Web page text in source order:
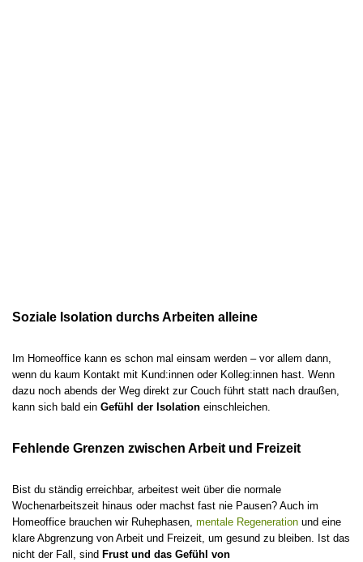
Soziale Isolation durchs Arbeiten alleine
Im Homeoffice kann es schon mal einsam werden – vor allem dann,
wenn du kaum Kontakt mit Kund:innen oder Kolleg:innen hast. Wenn
dazu noch abends der Weg direkt zur Couch führt statt nach draußen,
kann sich bald ein Gefühl der Isolation einschleichen.
Fehlende Grenzen zwischen Arbeit und Freizeit
Bist du ständig erreichbar, arbeitest weit über die normale
Wochenarbeitszeit hinaus oder machst fast nie Pausen? Auch im
Homeoffice brauchen wir Ruhephasen, mentale Regeneration und eine
klare Abgrenzung von Arbeit und Freizeit, um gesund zu bleiben. Ist das
nicht der Fall, sind Frust und das Gefühl von